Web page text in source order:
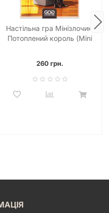
Настільна гра Мінізлочин.
Потоплений король (Mini
260 грн.